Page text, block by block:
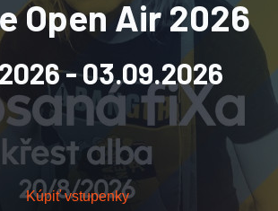
Open Air 2026
- 03.09.2026
Kúpiť vstupenky